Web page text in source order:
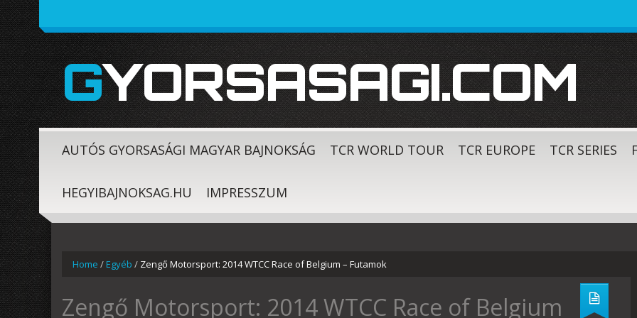
GYORSASAGI.COM
AUTÓS GYORSASÁGI MAGYAR BAJNOKSÁG TCR WORLD TOUR TCR EUROPE TCR SERIES
HEGYIBAJNOKSAG.HU IMPRESSZUM
Home /Egyéb / Zengő Motorsport: 2014 WTCC Race of Belgium – Futamok
Zengő Motorsport: 2014 WTCC Race of Belgium